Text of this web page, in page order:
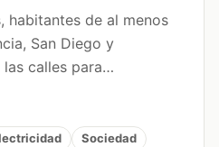
habitantes de al menos
San Diego y
las calles para…
Sociedad